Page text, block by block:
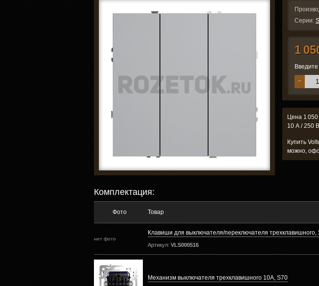
Серии:
1
−
Цена 1
10 А / 250
Купить
можно,
Комплектация:
Фото Товар
нет фото
Клавиши для выключателя/переключателя трехклавишного,
Артикул: VLS000516
Механизм выключателя трехклавишного 10А, S70